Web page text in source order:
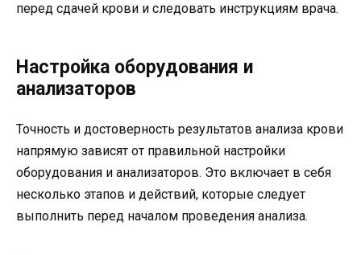
перед сдачей крови и следовать инструкциям врача.
Настройка оборудования и
анализаторов
Точность и достоверность результатов анализа крови
напрямую зависят от правильной настройки
оборудования и анализаторов. Это включает в себя
несколько этапов и действий, которые следует
выполнить перед началом проведения анализа.